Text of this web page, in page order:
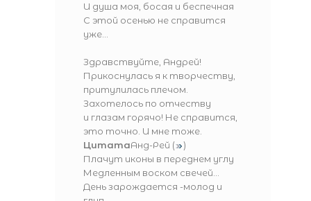
И душа моя, босая и беспечная
С этой осенью не справится
уже...
Здравствуйте, Андрей!
Прикоснулась я к творчеству,
притулилась плечом.
Захотелось по отчеству
и глазам горячо! Не справится,
это точно. И мне тоже.
ЦитатаАнд-Рей (
)
Плачут иконы в переднем углу
Медленным воском свечей...
День зарождается -молод и